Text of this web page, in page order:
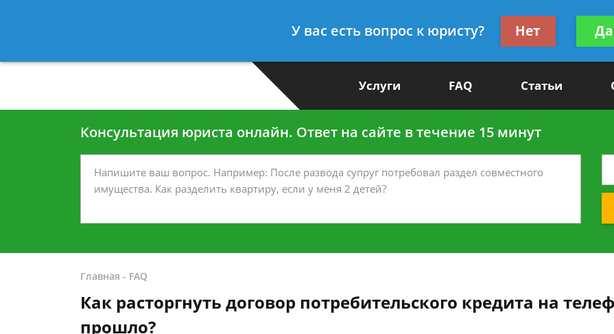
7 812-467-35-90
Получите
Услуги FAQ Статьи
Консультация юриста онлайн. Ответ на сайте в течение 15 минут
Главная - FAQ
Как расторгнуть договор потребительского кредита на
прошло?
У вас есть вопрос к юристу? Нет Да